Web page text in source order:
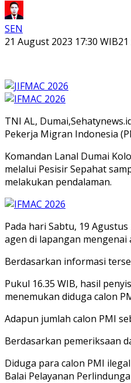
SEN
21 August 2023 17:30 WIB
TNI AL,
Pekerja Migran Indonesia
Komandan Lanal Dumai
melalui Pesisir Sepahat
melakukan pendalaman.
Pada hari Sabtu, 19
agen di lapangan mengenai
Berdasarkan informasi
Pukul 16.35 WIB, hasil
menemukan diduga calon
Adapun jumlah calon PMI
Berdasarkan pemeriksaan
Diduga para calon PMI
Balai Pelayanan